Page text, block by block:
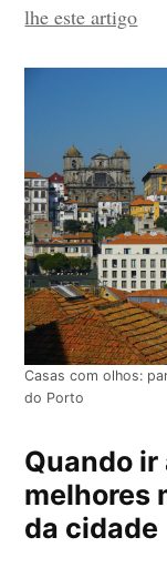
lhe este artigo
Casas com olhos:
do Porto
Quando ir
melhores
da cidade